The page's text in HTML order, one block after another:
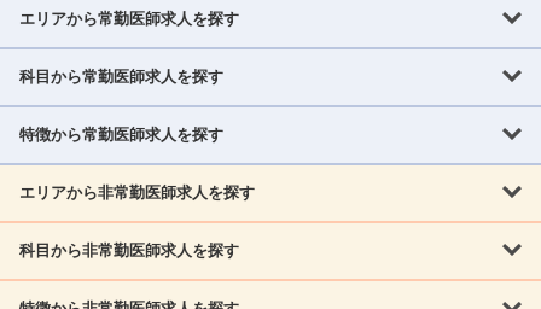
エリアから常勤医師求人を探す
北海道・東北
北海道 青森県 岩手県
茨城県 栃木県 群馬県
神奈川県 山梨県
科目から常勤医師求人を探す
内科系
消化器科 呼吸器科
リウマチ科 外科 消化器外科
特徴から常勤医師求人を探す
救急対応なし 女性医師歓迎
エリアから非常勤医師求人を探す
北海道・東北
北海道 青森県 岩手県
科目から非常勤医師求人を探す